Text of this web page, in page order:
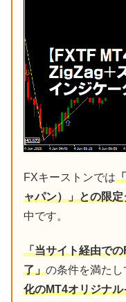
FXキーストンでは
ャパン）」との限
中です。
「当サイト経由で
了」の条件を満たし
化のMT4オリジナ